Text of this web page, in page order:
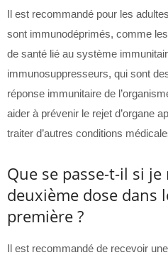
Il est recommandé pour les
sont immunodéprimés, comme
de santé lié au système
immunosuppresseurs, qui sont
réponse immunitaire de
aider à prévenir le rejet d’organe
traiter d’autres conditions
Que se passe-t-il si je
deuxième dose dans
première ?
Il est recommandé de recevoir